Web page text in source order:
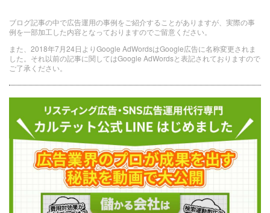
ブログ記事の中で広告運用の事例をご紹介することがありますが、実際の事
例を一部加工した内容となっておりますのでご留意ください。
また、2018年7月24日よりGoogle AdWordsはGoogle広告に名称変更されま
した。それ以前の記事に関してはGoogle AdWordsと表記されておりますので
ご了承ください。